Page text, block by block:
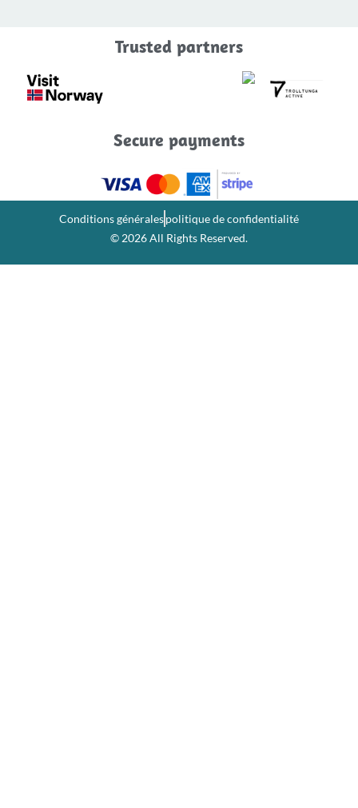
Trusted partners
Secure payments
© 2026 All Rights Reserved.
Conditions généralespolitique de confidentialité